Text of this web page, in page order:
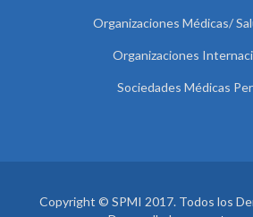
Organizaciones Médicas/
Organizaciones
Sociedades Médicas
Copyright © SPMI 2017. Todos los